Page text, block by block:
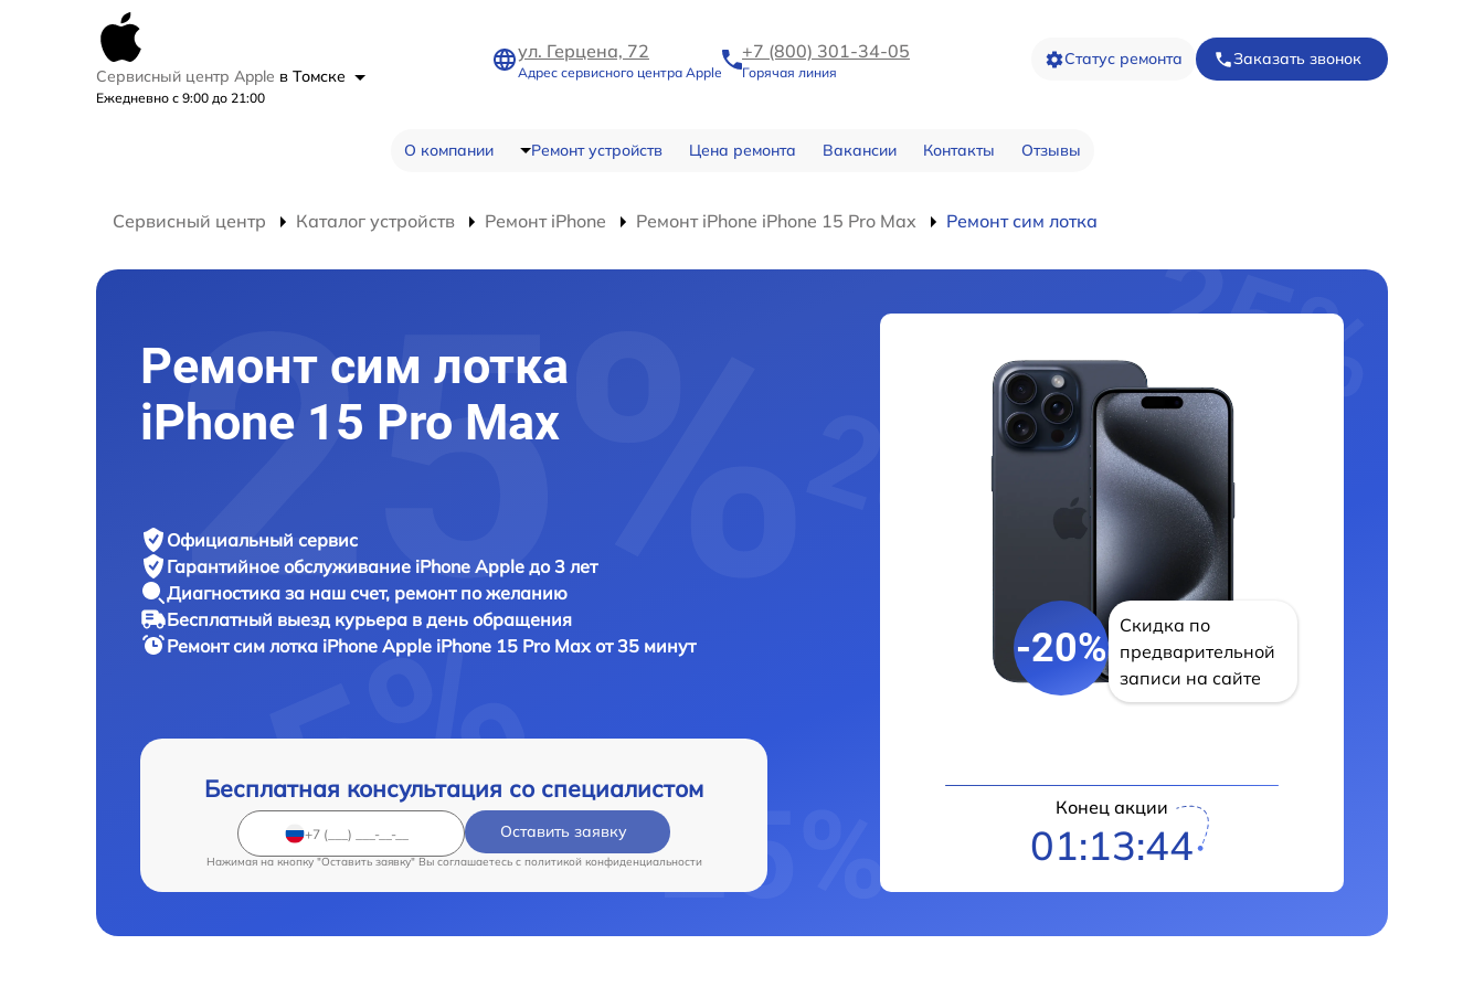
Сервисный центр Apple в Томске
Ежедневно с 9:00 до 21:00
ул. Герцена, 72
Адрес сервисного центра Apple
+7 (800) 301-34-05
Горячая линия
Статус ремонта Заказать звонок
О компании Ремонт устройств Цена ремонта Вакансии Контакты Отзывы
Сервисный центр Каталог устройств Ремонт iPhone Ремонт iPhone iPhone 15 Pro Max Ремонт сим лотка
Ремонт сим лотка
iPhone 15 Pro Max
Официальный сервис
Гарантийное обслуживание iPhone Apple до 3 лет
Диагностика за наш счет, ремонт по желанию
Бесплатный выезд курьера в день обращения
Ремонт сим лотка iPhone Apple iPhone 15 Pro Max от 35 минут
Бесплатная консультация со специалистом
Оставить заявку
Нажимая на кнопку "Оставить заявку" Вы соглашаетесь c политикой конфиденциальности
-20%
Скидка по
предварительной
записи на сайте
Конец акции
01:13:43